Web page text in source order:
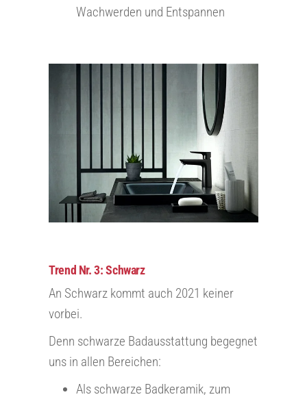
Wachwerden und Entspannen
Trend Nr. 3: Schwarz
An Schwarz kommt auch 2021 keiner
vorbei.
Denn schwarze Badausstattung begegnet
uns in allen Bereichen:
Als schwarze Badkeramik, zum